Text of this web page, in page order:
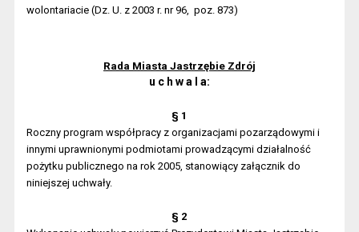
wolontariacie (Dz. U. z 2003 r. nr 96, poz. 873)
Rada Miasta Jastrzębie Zdrój
u c h w a l a:
§ 1
Roczny program współpracy z organizacjami pozarządowymi i
innymi uprawnionymi podmiotami prowadzącymi działalność
pożytku publicznego na rok 2005, stanowiący załącznik do
niniejszej uchwały.
§ 2